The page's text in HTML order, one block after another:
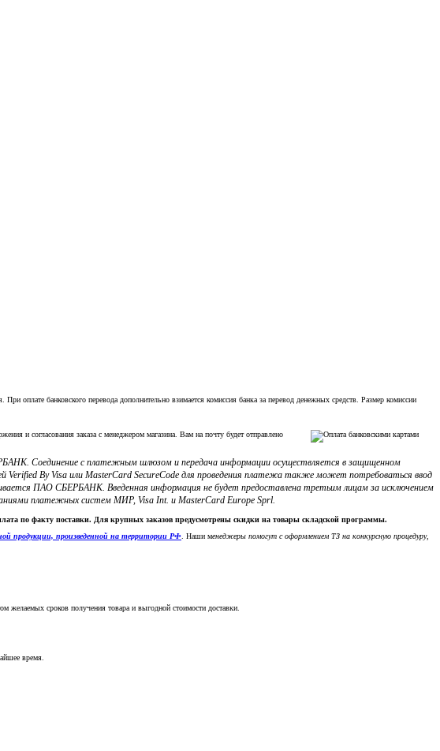
оплате банковского перевода дополнительно взимается комиссия банка за перевод денежных средств. Размер комиссии
и согласования заказа с менеджером магазина. Вам на почту будет отправлено
Соединение с платежным шлюзом и передача информации осуществляется в защищенном
By Visa или MasterCard SecureCode для проведения платежа также может потребоваться ввод
ПАО СБЕРБАНК. Введенная информация не будет предоставлена третьим лицам за исключением
платежных систем МИР, Visa Int. и MasterCard Europe Sprl.
по факту поставки. Для крупных заказов предусмотрены скидки на товары складской программы.
продукции, произведенной на территории РФ. Наши менеджеры помогут с оформлением ТЗ на конкурсную процедуру,
желаемых сроков получения товара и выгодной стоимости доставки.
время.